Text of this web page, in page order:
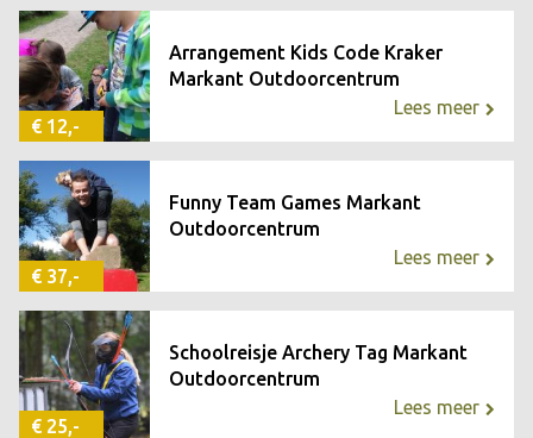
€ 12,-
Arrangement Kids Code Kraker
Markant Outdoorcentrum
Lees meer
€ 37,-
Funny Team Games Markant
Outdoorcentrum
Lees meer
€ 25,-
Schoolreisje Archery Tag Markant
Outdoorcentrum
Lees meer